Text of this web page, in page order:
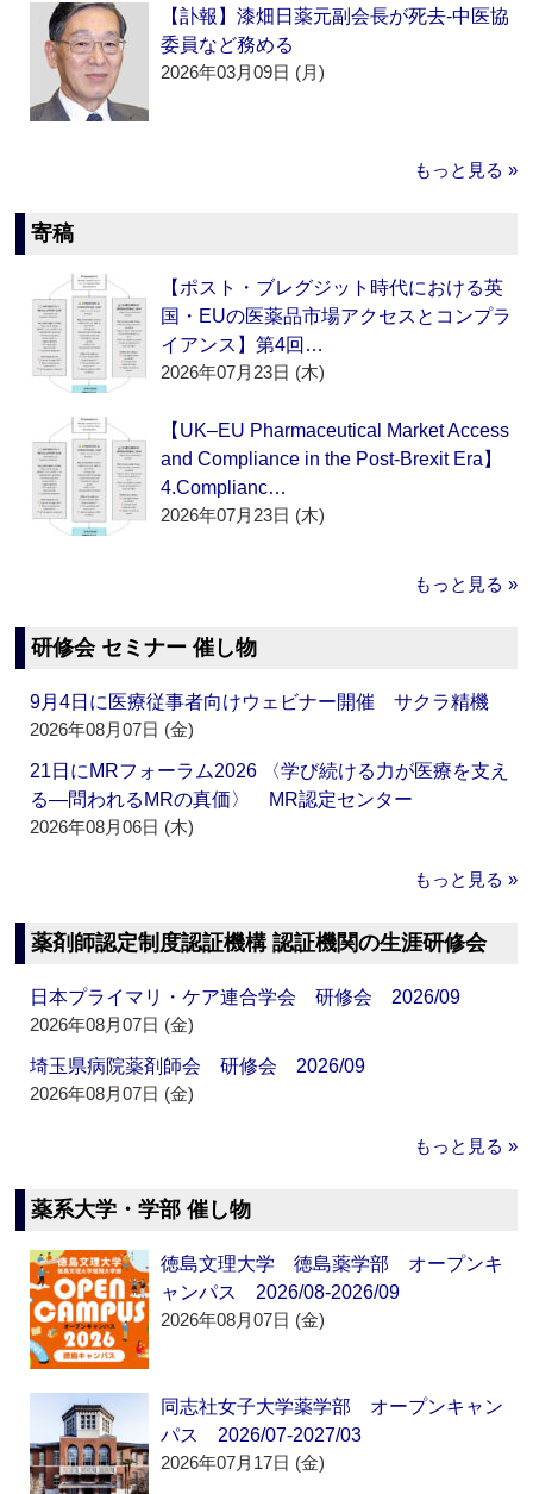
【訃報】漆畑日薬元副会長が死去‐中医協
委員など務める
2026年03月09日 (月)
もっと見る »
寄稿
【ポスト・ブレグジット時代における英
国・EUの医薬品市場アクセスとコンプラ
イアンス】第4回…
2026年07月23日 (木)
【UK–EU Pharmaceutical Market Access
and Compliance in the Post-Brexit Era】
4.Complianc…
2026年07月23日 (木)
もっと見る »
研修会 セミナー 催し物
9月4日に医療従事者向けウェビナー開催 サクラ精機
2026年08月07日 (金)
21日にMRフォーラム2026 〈学び続ける力が医療を支え
る―問われるMRの真価〉 MR認定センター
2026年08月06日 (木)
もっと見る »
薬剤師認定制度認証機構 認証機関の生涯研修会
日本プライマリ・ケア連合学会 研修会 2026/09
2026年08月07日 (金)
埼玉県病院薬剤師会 研修会 2026/09
2026年08月07日 (金)
もっと見る »
薬系大学・学部 催し物
徳島文理大学 徳島薬学部 オープンキ
ャンパス 2026/08-2026/09
2026年08月07日 (金)
同志社女子大学薬学部 オープンキャン
パス 2026/07-2027/03
2026年07月17日 (金)